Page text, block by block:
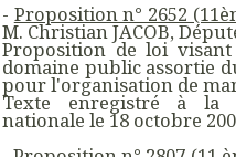
- Proposition n° 2652
M. Christian JACOB,
Proposition de loi
domaine public assortie
pour l'organisation de
Texte enregistré à la
nationale le 18 octobre